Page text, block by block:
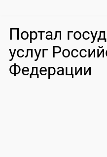
Портал
услуг
Федерации